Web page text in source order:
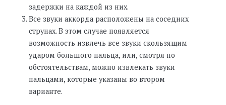
задержки на каждой из них.
Все звуки аккорда расположены на соседних
струнах. В этом случае появляется
возможность извлечь все звуки скользящим
ударом большого пальца, или, смотря по
обстоятельствам, можно извлекать звуки
пальцами, которые указаны во втором
варианте.